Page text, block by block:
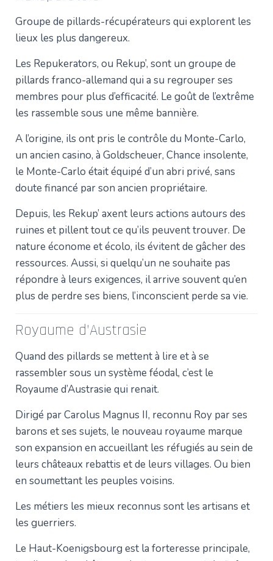
Groupe de pillards-récupérateurs qui explorent les
lieux les plus dangereux.
Les Repukerators, ou Rekup’, sont un groupe de
pillards franco-allemand qui a su regrouper ses
membres pour plus d’efficacité. Le goût de l’extrême
les rassemble sous une même bannière.
A l’origine, ils ont pris le contrôle du Monte-Carlo,
un ancien casino, à Goldscheuer, Chance insolente,
le Monte-Carlo était équipé d’un abri privé, sans
doute financé par son ancien propriétaire.
Depuis, les Rekup’ axent leurs actions autours des
ruines et pillent tout ce qu’ils peuvent trouver. De
nature économe et écolo, ils évitent de gâcher des
ressources. Aussi, si quelqu’un ne souhaite pas
répondre à leurs exigences, il arrive souvent qu’en
plus de perdre ses biens, l’inconscient perde sa vie.
Royaume d’Austrasie
Quand des pillards se mettent à lire et à se
rassembler sous un système féodal, c’est le
Royaume d’Austrasie qui renait.
Dirigé par Carolus Magnus II, reconnu Roy par ses
barons et ses sujets, le nouveau royaume marque
son expansion en accueillant les réfugiés au sein de
leurs châteaux rebattis et de leurs villages. Ou bien
en soumettant les peuples voisins.
Les métiers les mieux reconnus sont les artisans et
les guerriers.
Le Haut-Koenigsbourg est la forteresse principale,